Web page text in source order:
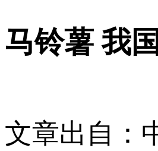
马铃薯 我
文章出自：